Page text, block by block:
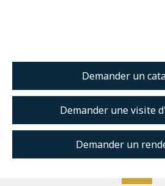
Demander un
Demander une visite
Demander un